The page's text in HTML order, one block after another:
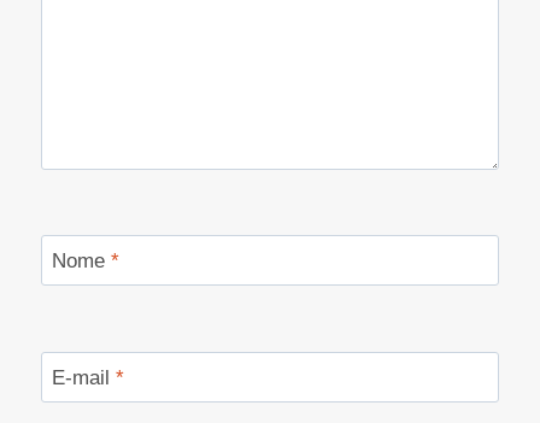
Nome *
E-mail *